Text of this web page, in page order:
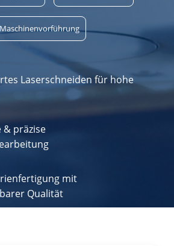
Maschinenvorführung
Laserschneiden für hohe
& präzise
mit
Qualität